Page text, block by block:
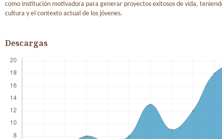
como institución motivadora para generar proyectos exitosos de vida,
cultura y el contexto actual de los jóvenes.
Descargas